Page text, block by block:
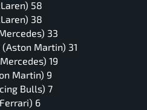
58
38
33
Martin) 31
19
Martin) 9
Bulls) 7
6